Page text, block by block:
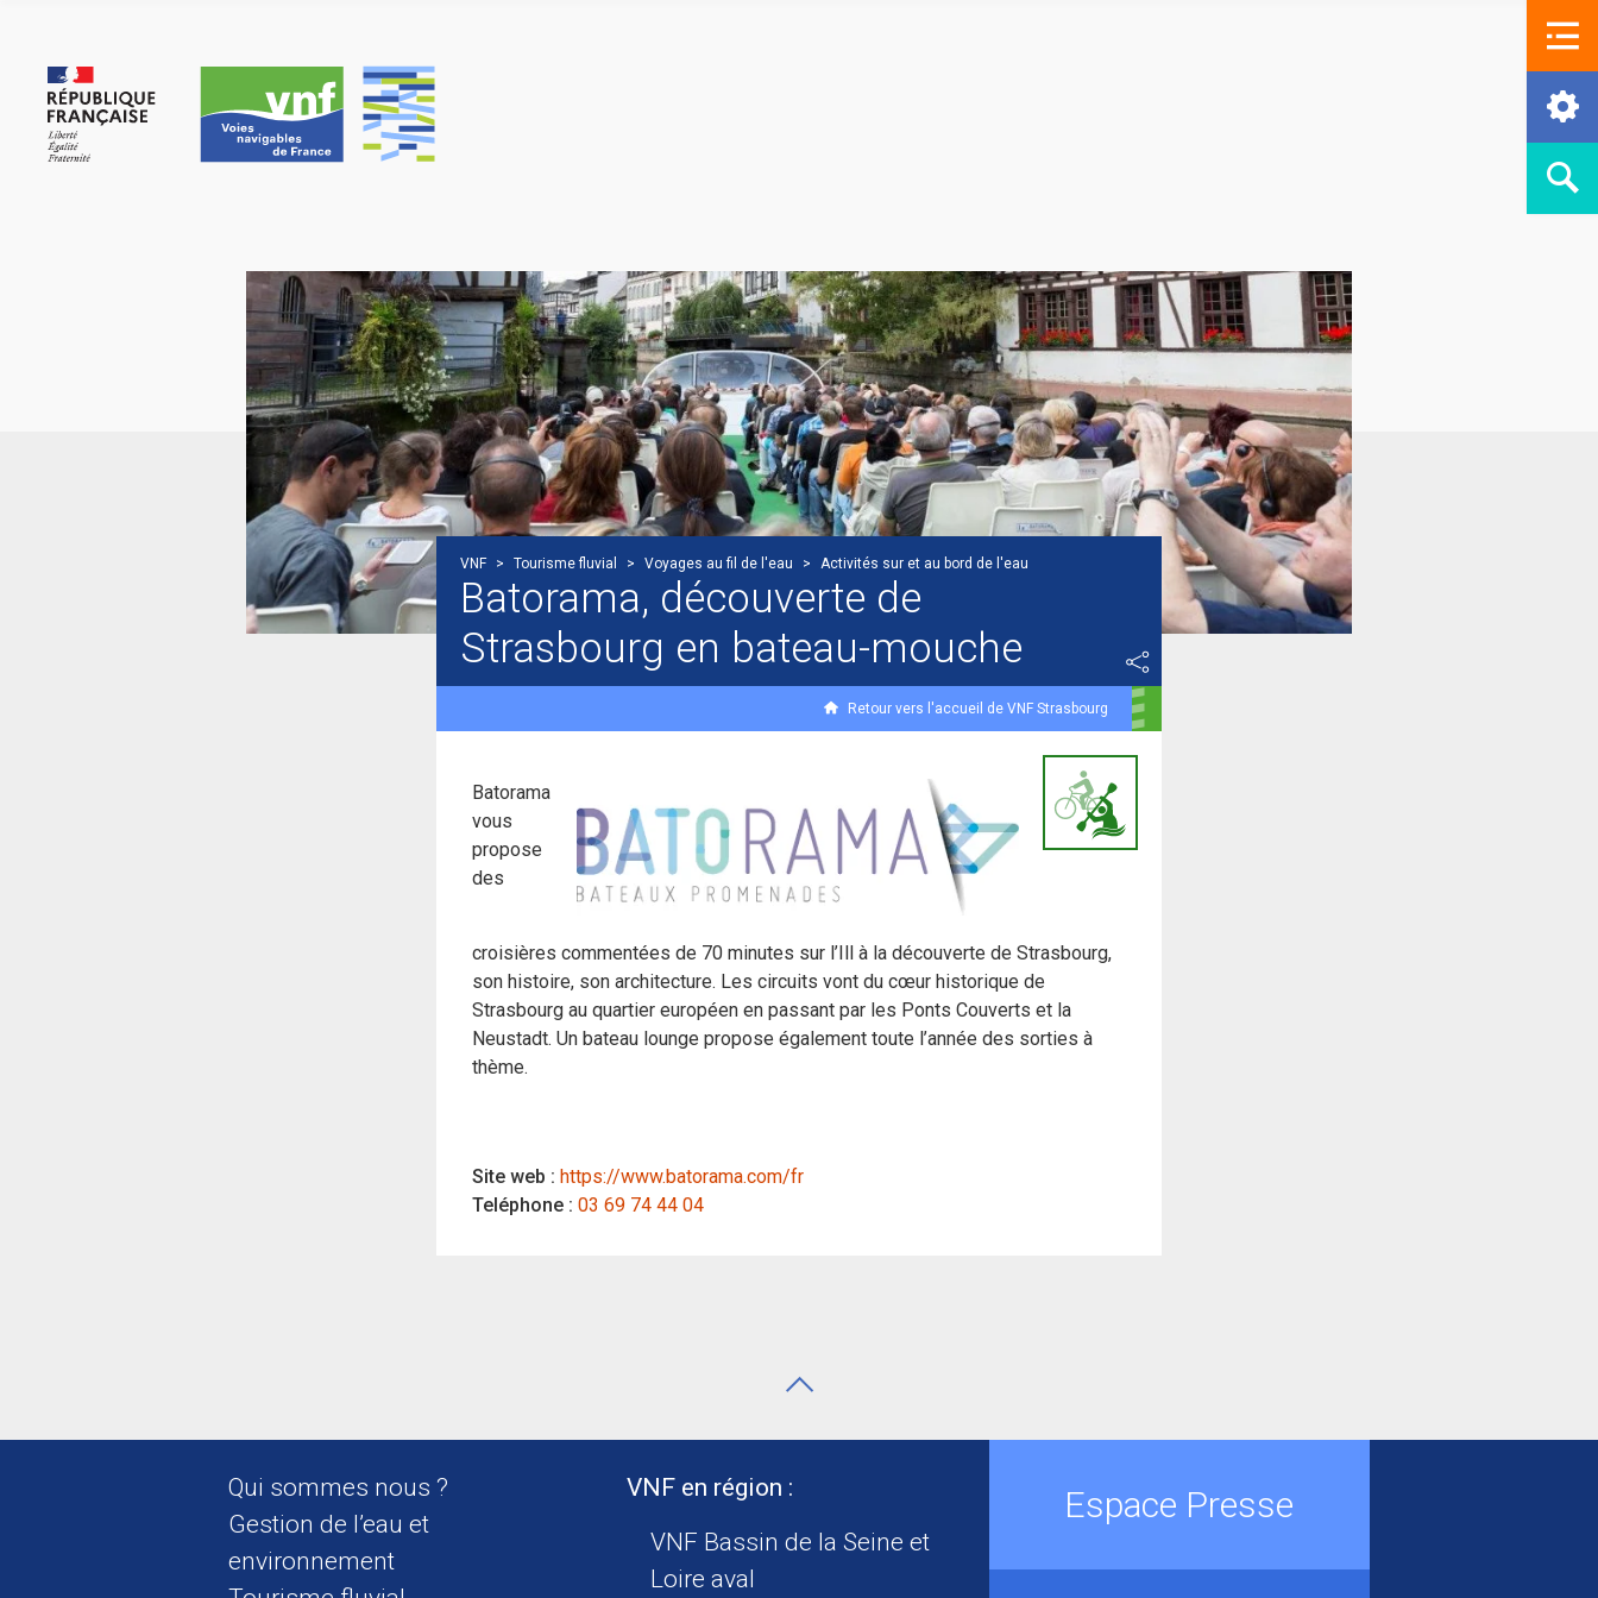
VNF > Tourisme fluvial > Voyages au fil de l'eau > Activités sur et au bord de l'eau
Batorama, découverte de
Strasbourg en bateau-mouche
Retour vers l'accueil de VNF Strasbourg
Batorama
vous
propose
des
croisières commentées de 70 minutes sur l’Ill à la découverte de Strasbourg,
son histoire, son architecture. Les circuits vont du cœur historique de
Strasbourg au quartier européen en passant par les Ponts Couverts et la
Neustadt. Un bateau lounge propose également toute l’année des sorties à
thème.
Site web : https://www.batorama.com/fr
Teléphone : 03 69 74 44 04
Qui sommes nous ?
Gestion de l’eau et
environnement
VNF en région :
VNF Bassin de la Seine et
Loire aval
Espace Presse